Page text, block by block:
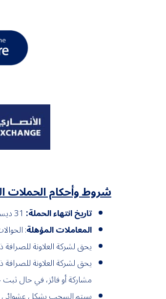
شروط وأحكام الحملات
تاريخ انتهاء الحملة:
المعاملات المؤهلة:
يحق لشركة العلاونة
يحق لشركة العلاونة
مشاركة أو فائز، في حال